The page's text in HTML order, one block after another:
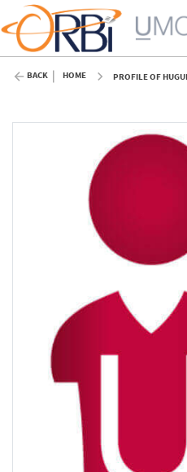
BACK HOME PROFILE OF